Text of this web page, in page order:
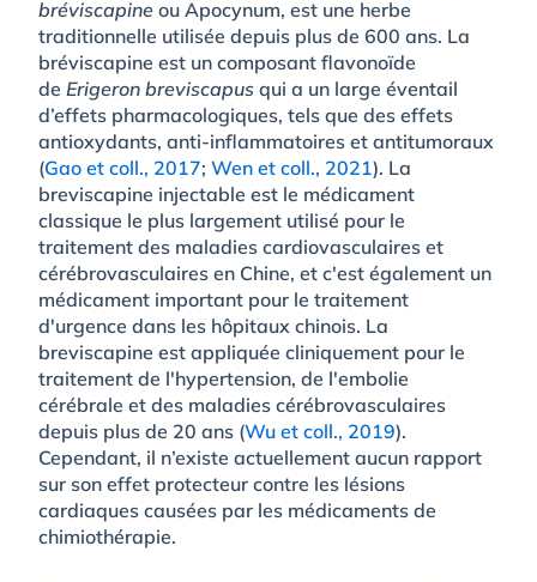
bréviscapine ou Apocynum, est une herbe
traditionnelle utilisée depuis plus de 600 ans. La
bréviscapine est un composant flavonoïde
de Erigeron breviscapus qui a un large éventail
d’effets pharmacologiques, tels que des effets
antioxydants, anti-inflammatoires et antitumoraux
(Gao et coll., 2017;Wen et coll., 2021). La
breviscapine injectable est le médicament
classique le plus largement utilisé pour le
traitement des maladies cardiovasculaires et
cérébrovasculaires en Chine, et c'est également un
médicament important pour le traitement
d'urgence dans les hôpitaux chinois. La
breviscapine est appliquée cliniquement pour le
traitement de l'hypertension, de l'embolie
cérébrale et des maladies cérébrovasculaires
depuis plus de 20 ans (Wu et coll., 2019).
Cependant, il n’existe actuellement aucun rapport
sur son effet protecteur contre les lésions
cardiaques causées par les médicaments de
chimiothérapie.